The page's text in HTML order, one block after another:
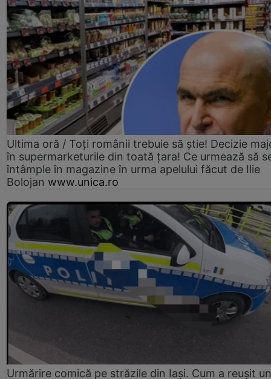
Ultima oră / Toți românii trebuie să știe! Decizie
în supermarketurile din toată țara! Ce urmează să
întâmple în magazine în urma apelului făcut de Ilie
Bolojan www.unica.ro
Urmărire comică pe străzile din Iași. Cum a reușit un